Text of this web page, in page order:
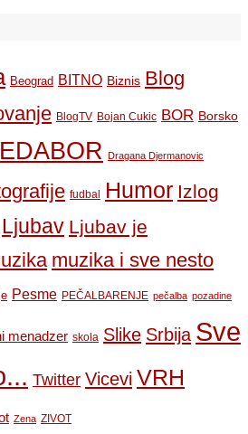
Beograd BITNO Biznis Blog
BlogTV Bojan Cukic BOR Borsko
Dragana Djermanovic
fudbal Humor Izlog
Ljubav Ljubav je
muzika i sve nesto
Pesme PEČALBARENJE pečalba pozadine
menadzer skola Slike Srbija Sve
Twitter Vicevi VRH
Zena ZIVOT